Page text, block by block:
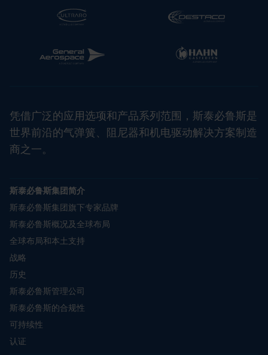
凭借广泛的应用选项和产品系列范围，斯泰必鲁斯是
世界前沿的气弹簧、阻尼器和机电驱动解决方案制造
商之一。
斯泰必鲁斯集团简介
斯泰必鲁斯集团旗下专家品牌
斯泰必鲁斯概况及全球布局
全球布局和本土支持
战略
历史
斯泰必鲁斯管理公司
斯泰必鲁斯的合规性
可持续性
认证